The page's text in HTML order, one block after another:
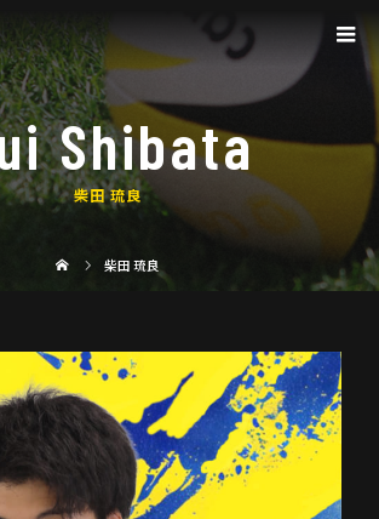
Shibata
柴田 琉良
柴田 琉良